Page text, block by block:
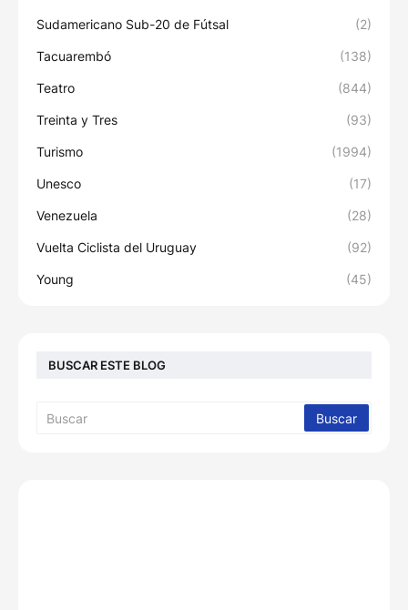
Sudamericano Sub-20 de Fútsal (2)
Tacuarembó (138)
Teatro (844)
Treinta y Tres (93)
Turismo (1994)
Unesco (17)
Venezuela (28)
Vuelta Ciclista del Uruguay (92)
Young (45)
BUSCAR ESTE BLOG